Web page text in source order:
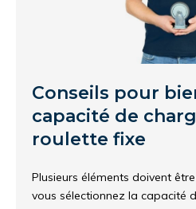
Conseils pour
capacité de
roulette fixe
Plusieurs éléments doivent
vous sélectionnez la capacité